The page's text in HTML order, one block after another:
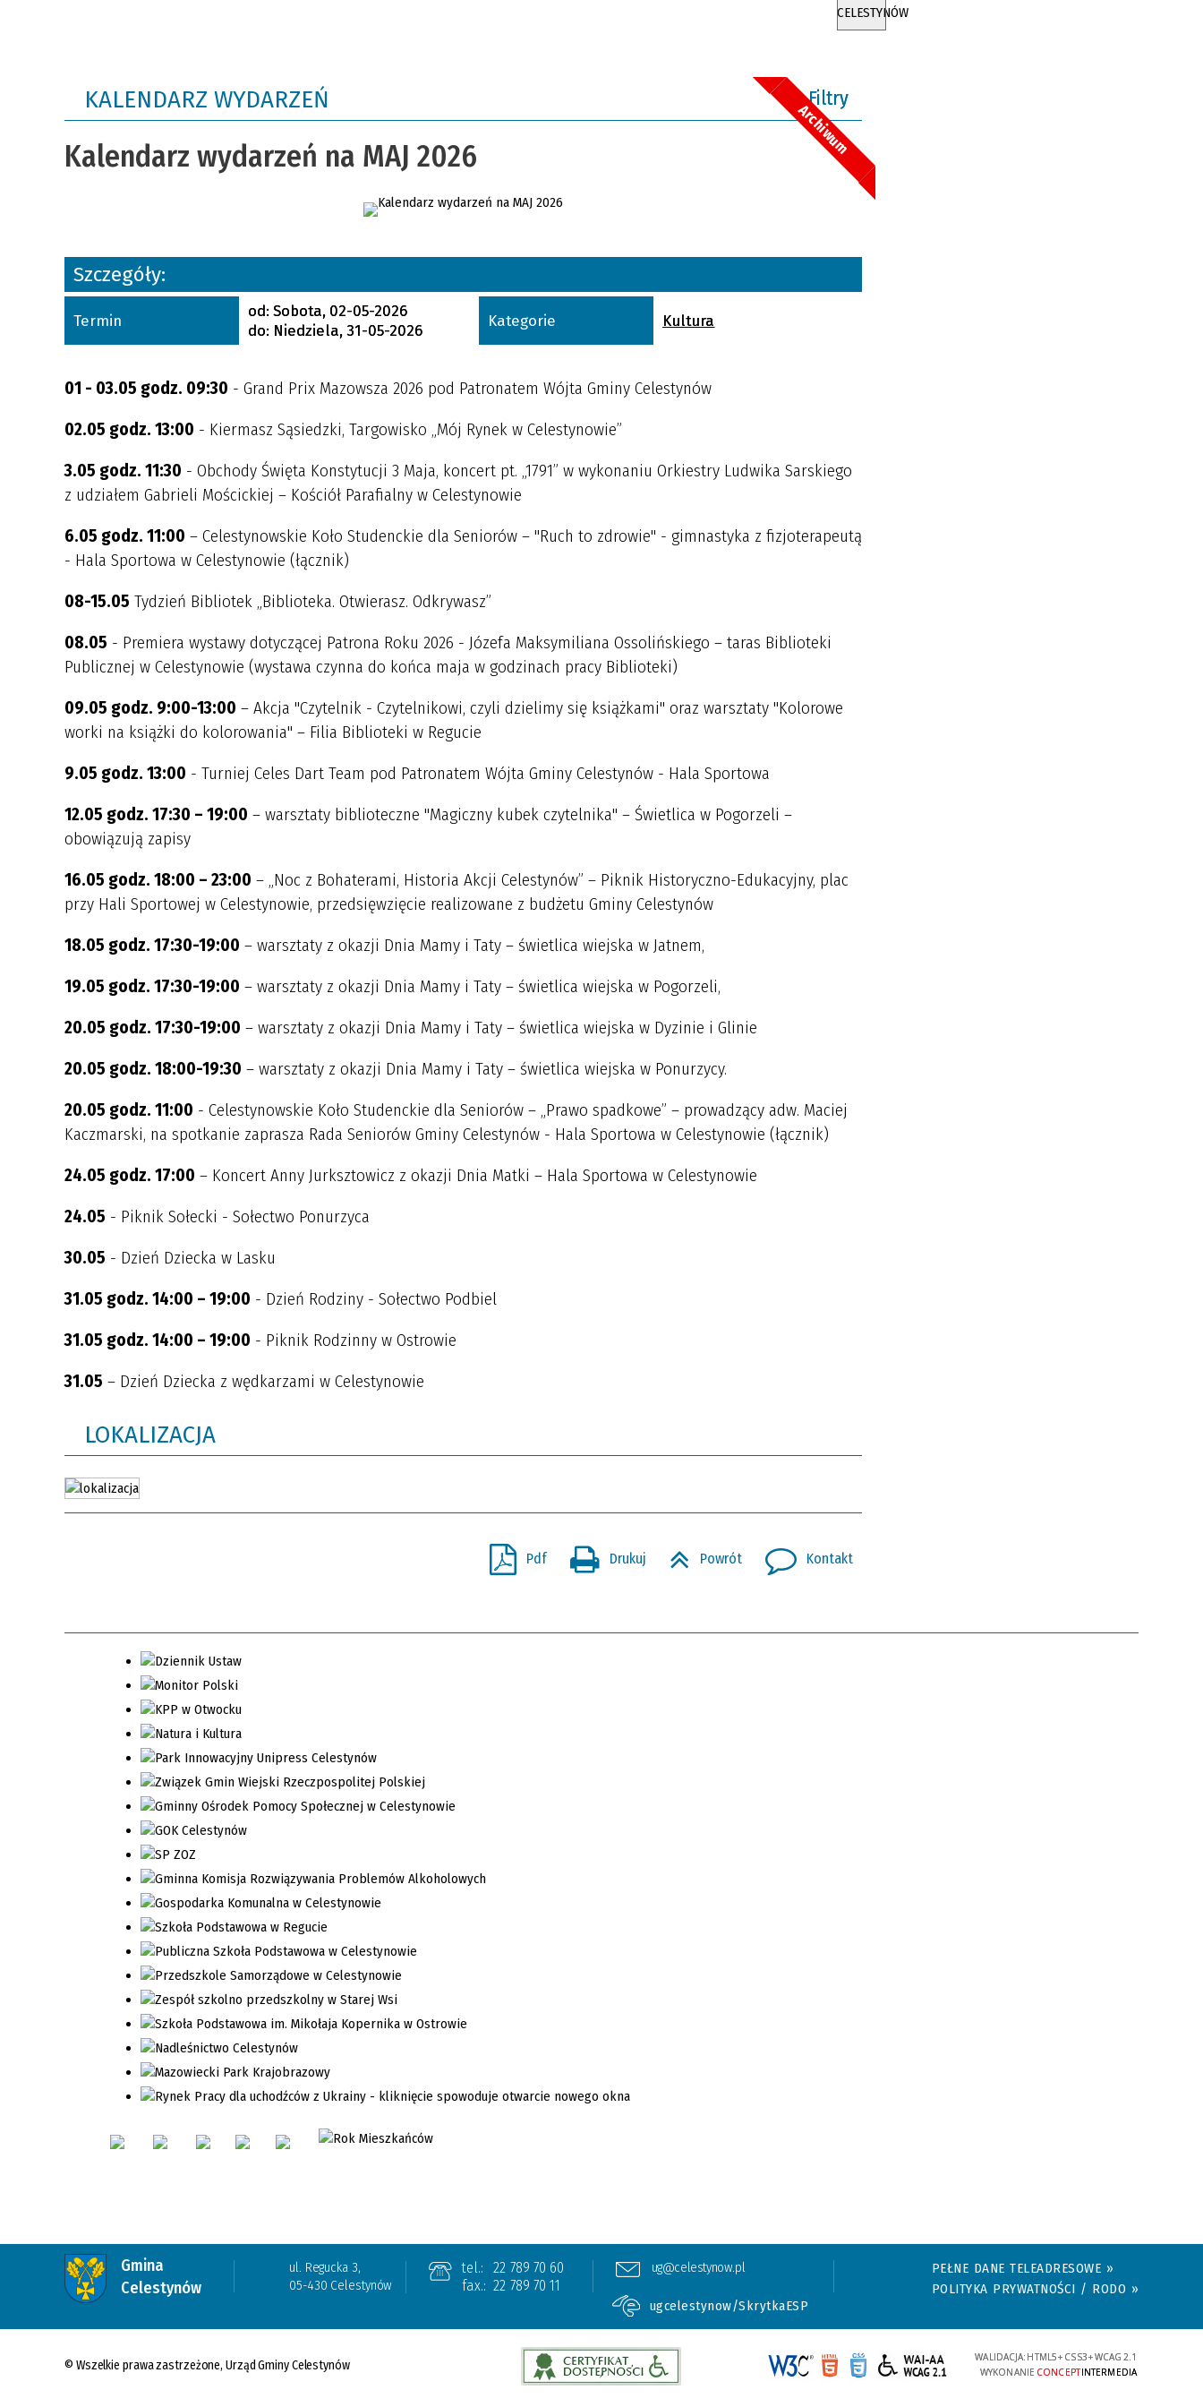
Zgłoszenie źródła ogrzewania
budynków
CELESTYNÓW
KALENDARZ WYDARZEŃ Filtry
Szukana fraza
Kalendarz wydarzeń na MAJ 2026 Archiwum
Szczegóły:
Termin
od: Sobota, 02-05-2026
do: Niedziela, 31-05-2026
Kategorie Kultura
01 - 03.05 godz. 09:30 - Grand Prix Mazowsza 2026 pod Patronatem Wójta Gminy Celestynów
02.05 godz. 13:00 - Kiermasz Sąsiedzki, Targowisko „Mój Rynek w Celestynowie”
3.05 godz. 11:30 - Obchody Święta Konstytucji 3 Maja, koncert pt. „1791” w wykonaniu Orkiestry Ludwika Sarskiego
z udziałem Gabrieli Mościckiej – Kościół Parafialny w Celestynowie
6.05 godz. 11:00 – Celestynowskie Koło Studenckie dla Seniorów – "Ruch to zdrowie" - gimnastyka z fizjoterapeutą
- Hala Sportowa w Celestynowie (łącznik)
08-15.05 Tydzień Bibliotek „Biblioteka. Otwierasz. Odkrywasz”
08.05 - Premiera wystawy dotyczącej Patrona Roku 2026 - Józefa Maksymiliana Ossolińskiego – taras Biblioteki
Publicznej w Celestynowie (wystawa czynna do końca maja w godzinach pracy Biblioteki)
09.05 godz. 9:00-13:00 – Akcja "Czytelnik - Czytelnikowi, czyli dzielimy się książkami" oraz warsztaty "Kolorowe
worki na książki do kolorowania" – Filia Biblioteki w Regucie
9.05 godz. 13:00 - Turniej Celes Dart Team pod Patronatem Wójta Gminy Celestynów - Hala Sportowa
12.05 godz. 17:30 – 19:00 – warsztaty biblioteczne "Magiczny kubek czytelnika" – Świetlica w Pogorzeli –
obowiązują zapisy
16.05 godz. 18:00 – 23:00 – „Noc z Bohaterami, Historia Akcji Celestynów” – Piknik Historyczno-Edukacyjny, plac
przy Hali Sportowej w Celestynowie, przedsięwzięcie realizowane z budżetu Gminy Celestynów
18.05 godz. 17:30-19:00 – warsztaty z okazji Dnia Mamy i Taty – świetlica wiejska w Jatnem,
19.05 godz. 17:30-19:00 – warsztaty z okazji Dnia Mamy i Taty – świetlica wiejska w Pogorzeli,
20.05 godz. 17:30-19:00 – warsztaty z okazji Dnia Mamy i Taty – świetlica wiejska w Dyzinie i Glinie
20.05 godz. 18:00-19:30 – warsztaty z okazji Dnia Mamy i Taty – świetlica wiejska w Ponurzycy.
20.05 godz. 11:00 - Celestynowskie Koło Studenckie dla Seniorów – „Prawo spadkowe” – prowadzący adw. Maciej
Kaczmarski, na spotkanie zaprasza Rada Seniorów Gminy Celestynów - Hala Sportowa w Celestynowie (łącznik)
24.05 godz. 17:00 – Koncert Anny Jurksztowicz z okazji Dnia Matki – Hala Sportowa w Celestynowie
24.05 - Piknik Sołecki - Sołectwo Ponurzyca
30.05 - Dzień Dziecka w Lasku
31.05 godz. 14:00 – 19:00 - Dzień Rodziny - Sołectwo Podbiel
31.05 godz. 14:00 – 19:00 - Piknik Rodzinny w Ostrowie
31.05 – Dzień Dziecka z wędkarzami w Celestynowie
LOKALIZACJA
Pdf Drukuj Powrót Kontakt
Gmina
Celestynów
ul. Regucka 3,
05-430 Celestynów
tel.:
22 789 70 60
fax.: 22 789 70 11
ug@celestynow.pl
ugcelestynow/SkrytkaESP
PEŁNE DANE TELEADRESOWE »
POLITYKA PRYWATNOŚCI / RODO »
© Wszelkie prawa zastrzeżone, Urząd Gminy Celestynów
WALIDACJA: HTML5+ CSS3+WCAG 2.1
WYKONANIE CONCEPTINTERMEDIA